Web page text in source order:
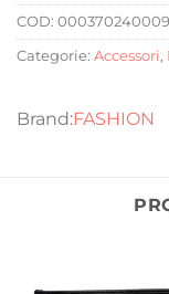
COD:
Categorie: Accessori,
FASHION